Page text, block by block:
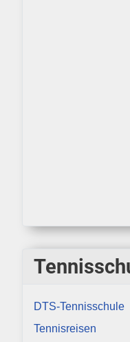
DTS-Tennisschule
Tennisreisen